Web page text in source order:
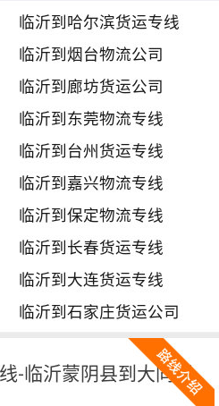
临沂到哈尔滨货运专线
临沂到烟台物流公司
临沂到廊坊货运公司
临沂到东莞物流专线
临沂到台州货运专线
临沂到嘉兴物流专线
临沂到保定物流专线
临沂到长春货运专线
临沂到大连货运专线
临沂到石家庄货运公司
-临沂蒙阴县到大同货